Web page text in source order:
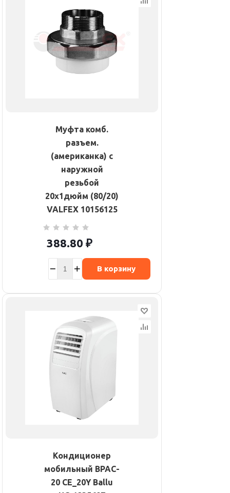
Муфта комб.
разъем.
(американка) с
наружной
резьбой
20х1дюйм (80/20)
VALFEX 10156125
388.80 ₽
В корзину
Кондиционер
мобильный BPAC-
20 CE_20Y Ballu